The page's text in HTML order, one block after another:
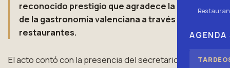
AGENDA
reconocido prestigio que agradece la labor
de la gastronomía valenciana a través de sus
restaurantes.
El acto contó con la presencia del secretario